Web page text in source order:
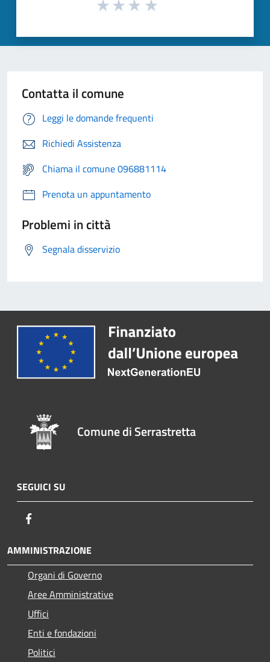
Contatta il comune
Leggi le domande frequenti
Richiedi Assistenza
Chiama il comune 096881114
Prenota un appuntamento
Problemi in città
Segnala disservizio
Comune di Serrastretta
SEGUICI SU
AMMINISTRAZIONE
Organi di Governo
Aree Amministrative
Uffici
Enti e fondazioni
Politici